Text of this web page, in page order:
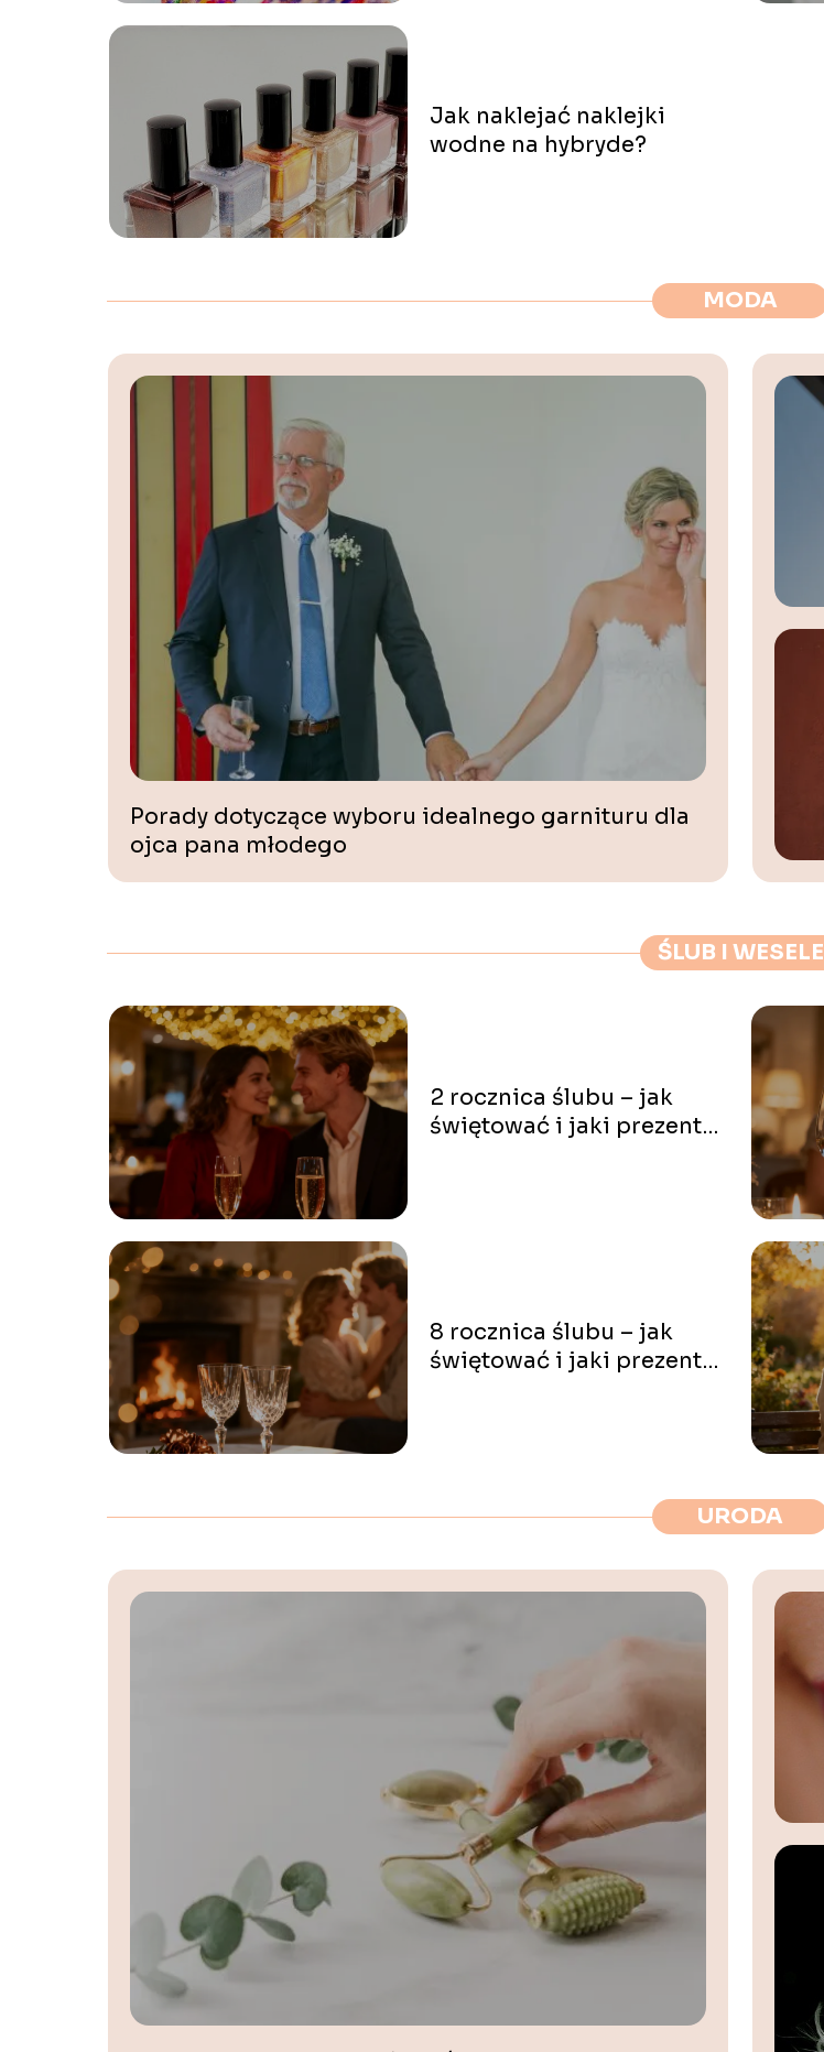
Jak naklejać naklejki
wodne na hybryde?
MODA
Porady dotyczące wyboru idealnego garnituru dla
ojca pana młodego
ŚLUB I WESELE
2 rocznica ślubu – jak
świętować i jaki prezent
8 rocznica ślubu – jak
świętować i jaki prezent
URODA